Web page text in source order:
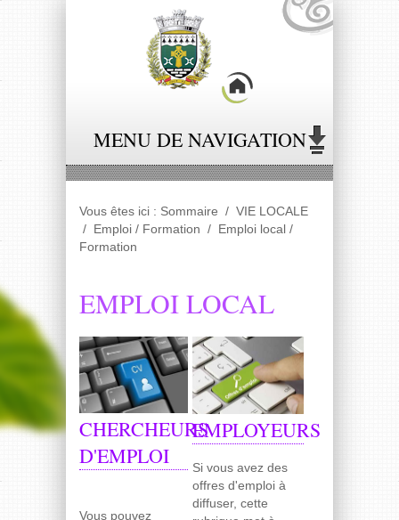
MENU DE NAVIGATION
Vous êtes ici : Sommaire / VIE LOCALE
/
Emploi / Formation /
Emploi local /
Formation
EMPLOI LOCAL
CHERCHEURS
D'EMPLOI
Vous pouvez
EMPLOYEURS
Si vous avez des
offres d'emploi à
diffuser, cette
Panneau de gestion des cookies